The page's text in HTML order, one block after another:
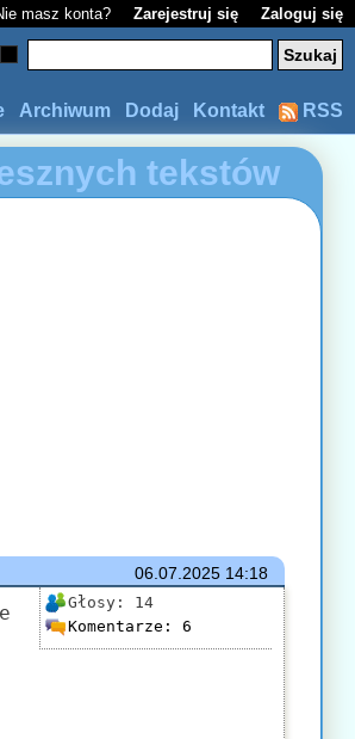
masz konta? Zarejestruj się Zaloguj się
RSS
Kontakt
Dodaj
Archiwum
tekstów
06.07.202514:18
Głosy: 14
Komentarze: 6